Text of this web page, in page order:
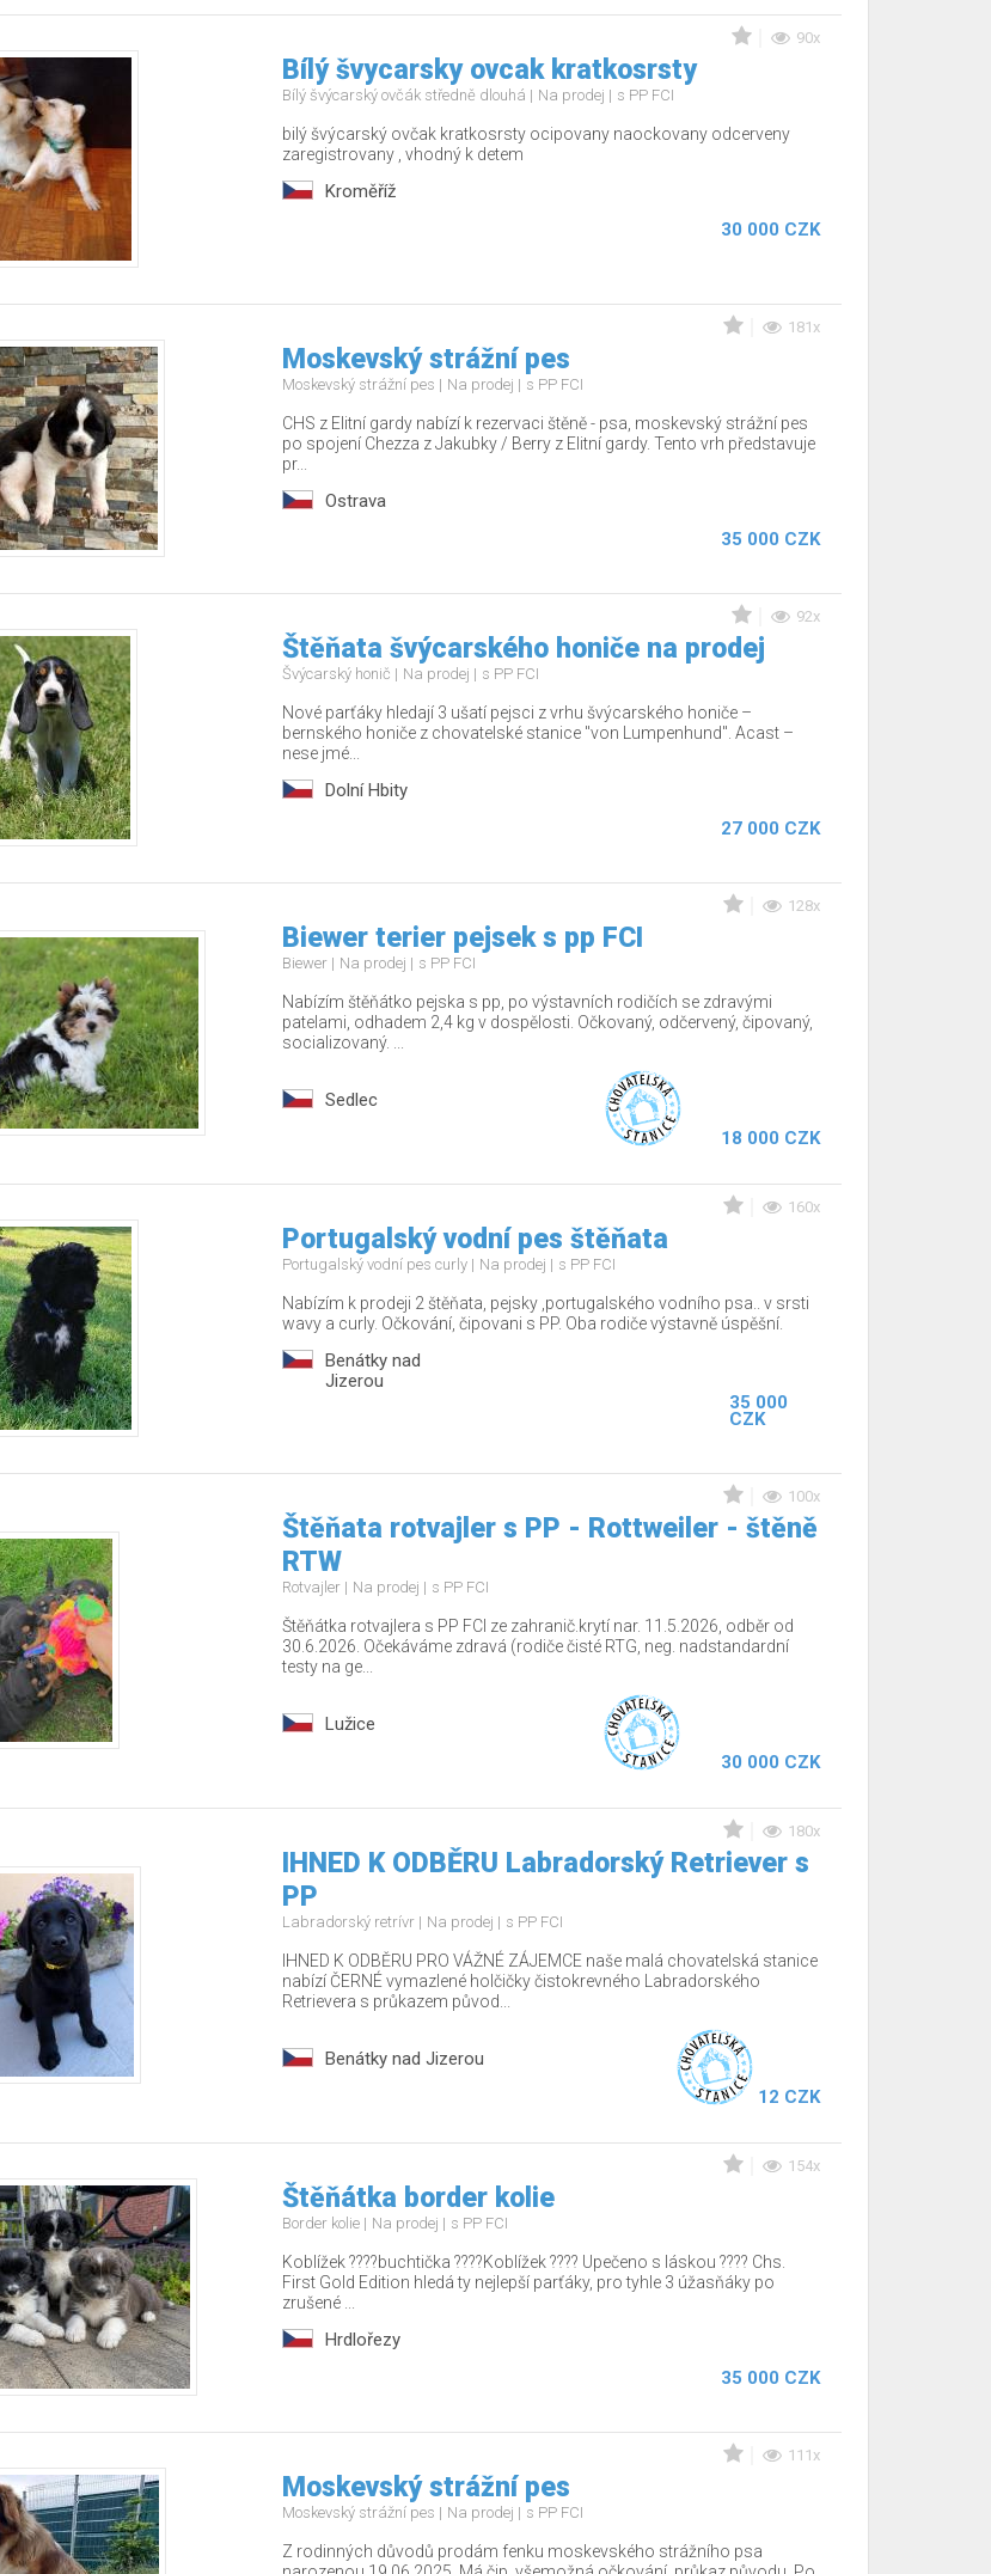
90x
Bílý švycarsky ovcak kratkosrsty
Bílý švýcarský ovčák středně dlouhá Na prodej s PP FCI
bilý švýcarský ovčak kratkosrsty ocipovany naockovany odcerveny
zaregistrovany , vhodný k detem
Kroměříž
30 000 CZK
181x
Moskevský strážní pes
Moskevský strážní pes Na prodej s PP FCI
CHS z Elitní gardy nabízí k rezervaci štěně - psa, moskevský strážní pes
po spojení Chezza z Jakubky / Berry z Elitní gardy. Tento vrh představuje
pr...
Ostrava
35 000 CZK
92x
Štěňata švýcarského honiče na prodej
Švýcarský honič Na prodej s PP FCI
Nové parťáky hledají 3 ušatí pejsci z vrhu švýcarského honiče –
bernského honiče z chovatelské stanice "von Lumpenhund". Acast –
nese jmé...
Dolní Hbity
27 000 CZK
128x
Biewer terier pejsek s pp FCI
Biewer Na prodej s PP FCI
Nabízím štěňátko pejska s pp, po výstavních rodičích se zdravými
patelami, odhadem 2,4 kg v dospělosti. Očkovaný, odčervený, čipovaný,
socializovaný. ...
Sedlec
18 000 CZK
160x
Portugalský vodní pes štěňata
Portugalský vodní pes curly Na prodej s PP FCI
Nabízím k prodeji 2 štěňata, pejsky ,portugalského vodního psa.. v srsti
wavy a curly. Očkování, čipovani s PP. Oba rodiče výstavně úspěšní.
Benátky nad
Jizerou
35 000
CZK
100x
Štěňata rotvajler s PP - Rottweiler - štěně
RTW
Rotvajler Na prodej s PP FCI
Štěňátka rotvajlera s PP FCI ze zahranič.krytí nar. 11.5.2026, odběr od
30.6.2026. Očekáváme zdravá (rodiče čisté RTG, neg. nadstandardní
testy na ge...
Lužice
30 000 CZK
180x
IHNED K ODBĚRU Labradorský Retriever s
PP
Labradorský retrívr Na prodej s PP FCI
IHNED K ODBĚRU PRO VÁŽNÉ ZÁJEMCE naše malá chovatelská stanice
nabízí ČERNÉ vymazlené holčičky čistokrevného Labradorského
Retrievera s průkazem původ...
Benátky nad Jizerou
12 CZK
154x
Štěňátka border kolie
Border kolie Na prodej s PP FCI
Koblížek ????buchtička ????Koblížek ???? Upečeno s láskou ???? Chs.
First Gold Edition hledá ty nejlepší parťáky, pro tyhle 3 úžasňáky po
zrušené ...
Hrdlořezy
35 000 CZK
111x
Moskevský strážní pes
Moskevský strážní pes Na prodej s PP FCI
Z rodinných důvodů prodám fenku moskevského strážního psa